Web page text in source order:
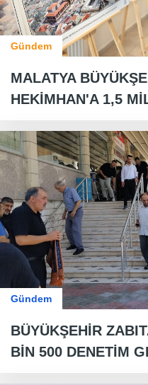
Gündem
MALATYA
HEKİMHAN'A 1,5
Gündem
BÜYÜKŞEHİR
BİN 500 DENETİM